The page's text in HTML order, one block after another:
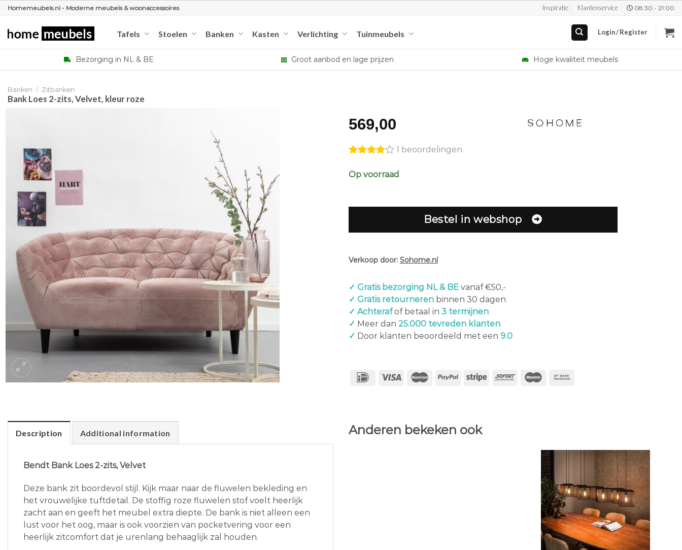
Ga
inhoud
Homemeubels.nl - Moderne meubels & woonaccessoires Inspiratie Klantenservice 08:30 - 21:00
Tafels Stoelen Banken Kasten Verlichting Tuinmeubels Login / Register
Bezorging in NL & BE Groot aanbod en lage prijzen Hoge kwaliteit meubels
Banken / Zitbanken
Bank Loes 2-zits, Velvet, kleur roze
569,00
1 beoordelingen
Op voorraad
Bestel in webshop
Verkoop door: Sohome.nl
✓ Gratis bezorging NL & BE vanaf €50,-
✓ Gratis retourneren binnen 30 dagen
✓ Achterafof betaal in 3 termijnen
✓ Meer dan 25.000 tevreden klanten
✓ Door klanten beoordeeld met een 9.0
Description Additional information
Bendt Bank Loes 2-zits, Velvet
Deze bank zit boordevol stijl. Kijk maar naar de fluwelen bekleding en
het vrouwelijke tuftdetail. De stoffig roze fluwelen stof voelt heerlijk
zacht aan en geeft het meubel extra diepte. De bank is niet alleen een
lust voor het oog, maar is ook voorzien van pocketvering voor een
heerlijk zitcomfort dat je urenlang behaaglijk zal houden.
Anderen bekeken ook